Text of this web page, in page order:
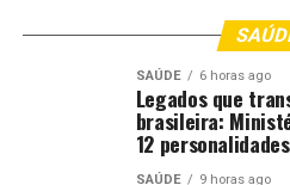
discussões sobre integração
capital privado e
estratégicos, com prioridade
verdes e instrumentos
gov.br
SAÚDE 6 horas ago
Legados que
brasileira:
12 personalidades
SAÚDE 9 horas ago